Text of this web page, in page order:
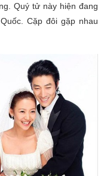
Quý tử này hiện đang
Cặp đôi gặp nhau